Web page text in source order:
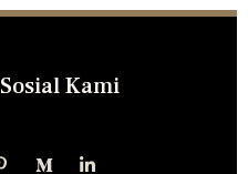
Kami